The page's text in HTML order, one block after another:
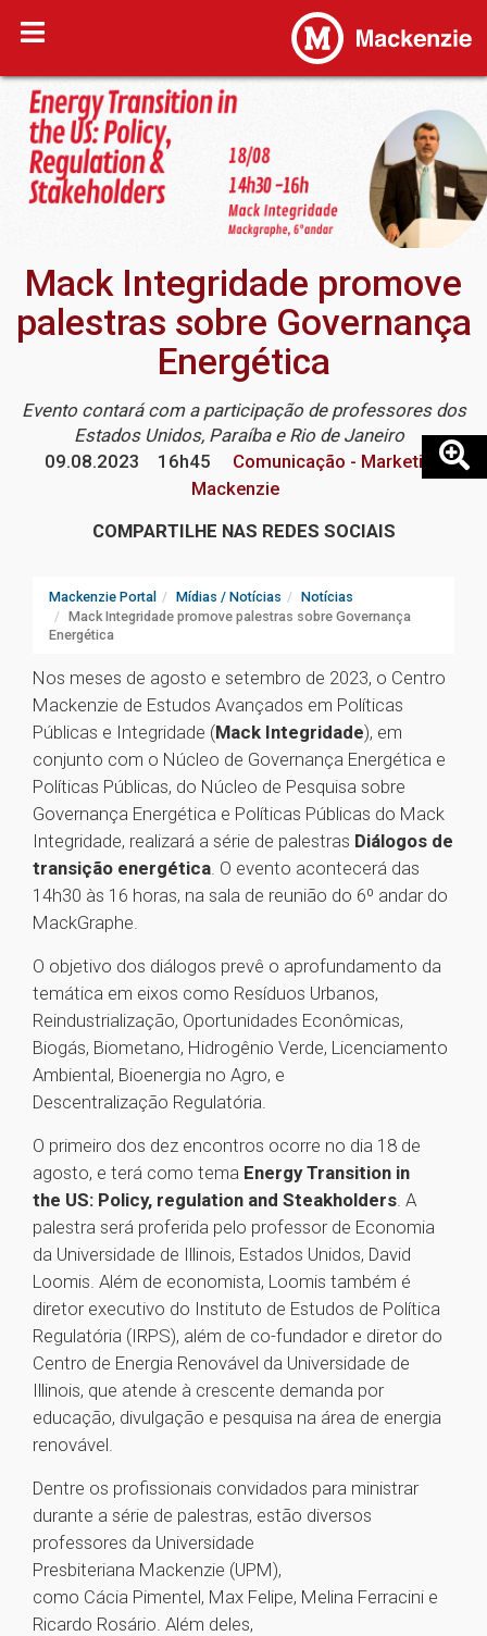
Mack Integridade promove
palestras sobre Governança
Energética
Evento contará com a participação de professores dos
Estados Unidos, Paraíba e Rio de Janeiro
09.08.2023
16h45
Comunicação - Marketing
Mackenzie
COMPARTILHE NAS REDES SOCIAIS
Mackenzie Portal Mídias / Notícias
Notícias
Mack Integridade promove palestras sobre Governança
Energética
Nos meses de agosto e setembro de 2023, o Centro
Mackenzie de Estudos Avançados em Políticas
Públicas e Integridade (Mack Integridade), em
conjunto com o Núcleo de Governança Energética e
Políticas Públicas, do Núcleo de Pesquisa sobre
Governança Energética e Políticas Públicas do Mack
Integridade, realizará a série de palestras Diálogos de
transição energética. O evento acontecerá das
14h30 às 16 horas, na sala de reunião do 6º andar do
MackGraphe.
O objetivo dos diálogos prevê o aprofundamento da
temática em eixos como Resíduos Urbanos,
Reindustrialização, Oportunidades Econômicas,
Biogás, Biometano, Hidrogênio Verde, Licenciamento
Ambiental, Bioenergia no Agro, e
Descentralização Regulatória.
O primeiro dos dez encontros ocorre no dia 18 de
agosto, e terá como tema Energy Transition in
the US: Policy, regulation and Steakholders. A
palestra será proferida pelo professor de Economia
da Universidade de Illinois, Estados Unidos, David
Loomis. Além de economista, Loomis também é
diretor executivo do Instituto de Estudos de Política
Regulatória (IRPS), além de co-fundador e diretor do
Centro de Energia Renovável da Universidade de
Illinois, que atende à crescente demanda por
educação, divulgação e pesquisa na área de energia
renovável.
Dentre os profissionais convidados para ministrar
durante a série de palestras, estão diversos
professores da Universidade
Presbiteriana Mackenzie (UPM),
como Cácia Pimentel, Max Felipe, Melina Ferracini e
Ricardo Rosário. Além deles,